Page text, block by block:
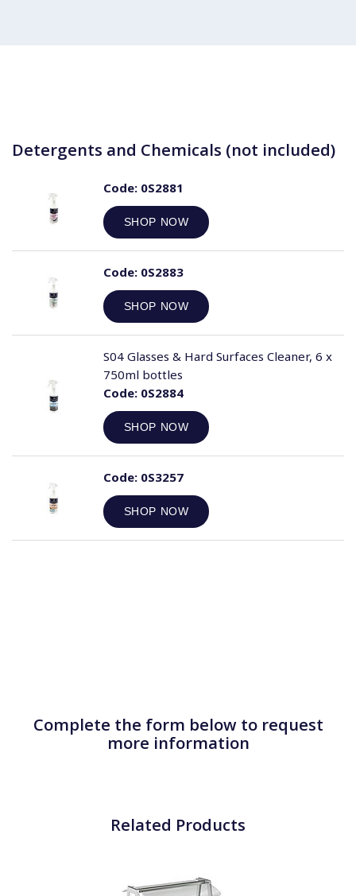
Detergents and Chemicals (not included)
Code:0S2881
SHOP NOW
Code:0S2883
SHOP NOW
Code:0S2884
SHOP NOW
S04 Glasses & Hard Surfaces Cleaner, 6 x
750ml bottles
Code:0S3257
SHOP NOW
Complete the form below to request
more information
Related Products